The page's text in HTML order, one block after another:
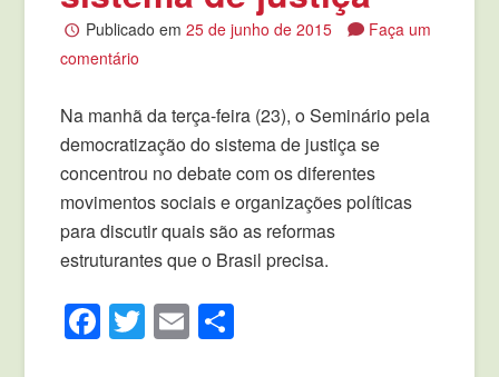
Publicado em 25 de junho de 2015
Faça um
comentário
Na manhã da terça-feira (23), o Seminário pela
democratização do sistema de justiça se
concentrou no debate com os diferentes
movimentos sociais e organizações políticas
para discutir quais são as reformas
estruturantes que o Brasil precisa.
Facebook
Twitter
Email